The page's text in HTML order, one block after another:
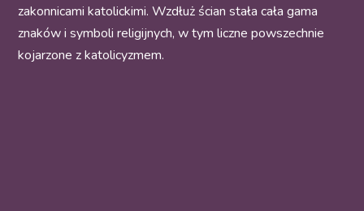
zakonnicami katolickimi. Wzdłuż ścian stała cała gama
znaków i symboli religijnych, w tym liczne powszechnie
kojarzone z katolicyzmem.